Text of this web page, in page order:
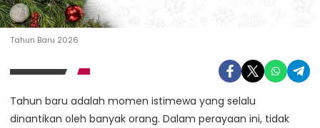
Tahun Baru 2026
Tahun baru adalah momen istimewa yang selalu
dinantikan oleh banyak orang. Dalam perayaan ini, tidak